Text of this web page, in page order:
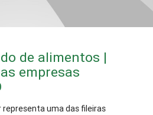
de alimentos |
empresas
uma das fileiras